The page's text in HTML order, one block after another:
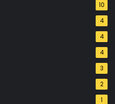
10
4
4
4
3
2
1